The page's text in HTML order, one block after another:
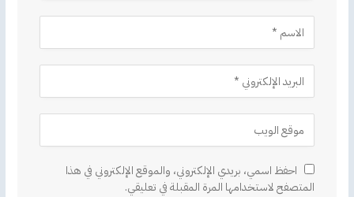
احفظ اسمي، بريدي الإلكتروني، والموقع الإلكتروني في هذا
المتصفح لاستخدامها المرة المقبلة في تعليقي.